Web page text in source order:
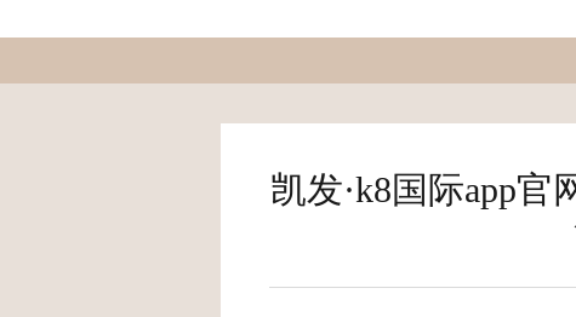
凯发·k8国际app